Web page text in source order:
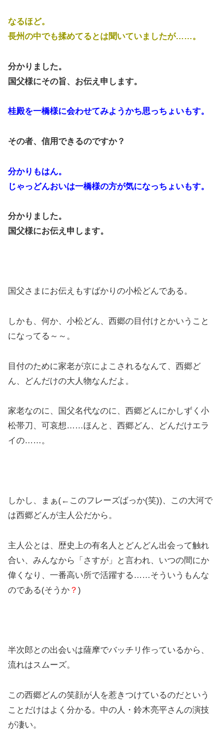
なるほど。
長州の中でも揉めてるとは聞いていましたが……。
分かりました。
国父様にその旨、お伝え申します。
桂殿を一橋様に会わせてみようかち思っちょいもす。
その者、信用できるのですか？
分かりもはん。
じゃっどんおいは一橋様の方が気になっちょいもす。
分かりました。
国父様にお伝え申します。
国父さまにお伝えもすばかりの小松どんである。
しかも、何か、小松どん、西郷の目付けとかいうこと
になってる～～。
目付のために家老が京によこされるなんて、西郷ど
ん、どんだけの大人物なんだよ。
家老なのに、国父名代なのに、西郷どんにかしずく小
松帯刀、可哀想……ほんと、西郷どん、どんだけエラ
イの……。
しかし、まぁ(←このフレーズばっか(笑))、この大河で
は西郷どんが主人公だから。
主人公とは、歴史上の有名人とどんどん出会って触れ
合い、みんなから「さすが」と言われ、いつの間にか
偉くなり、一番高い所で活躍する……そういうもんな
のである(そうか ？ )
半次郎との出会いは薩摩でバッチリ作っているから、
流れはスムーズ。
この西郷どんの笑顔が人を惹きつけているのだという
ことだけはよく分かる。中の人・鈴木亮平さんの演技
が凄い。